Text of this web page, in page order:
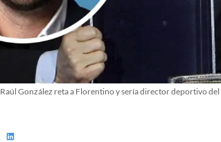
Raúl González reta a Florentino y sería director deportivo